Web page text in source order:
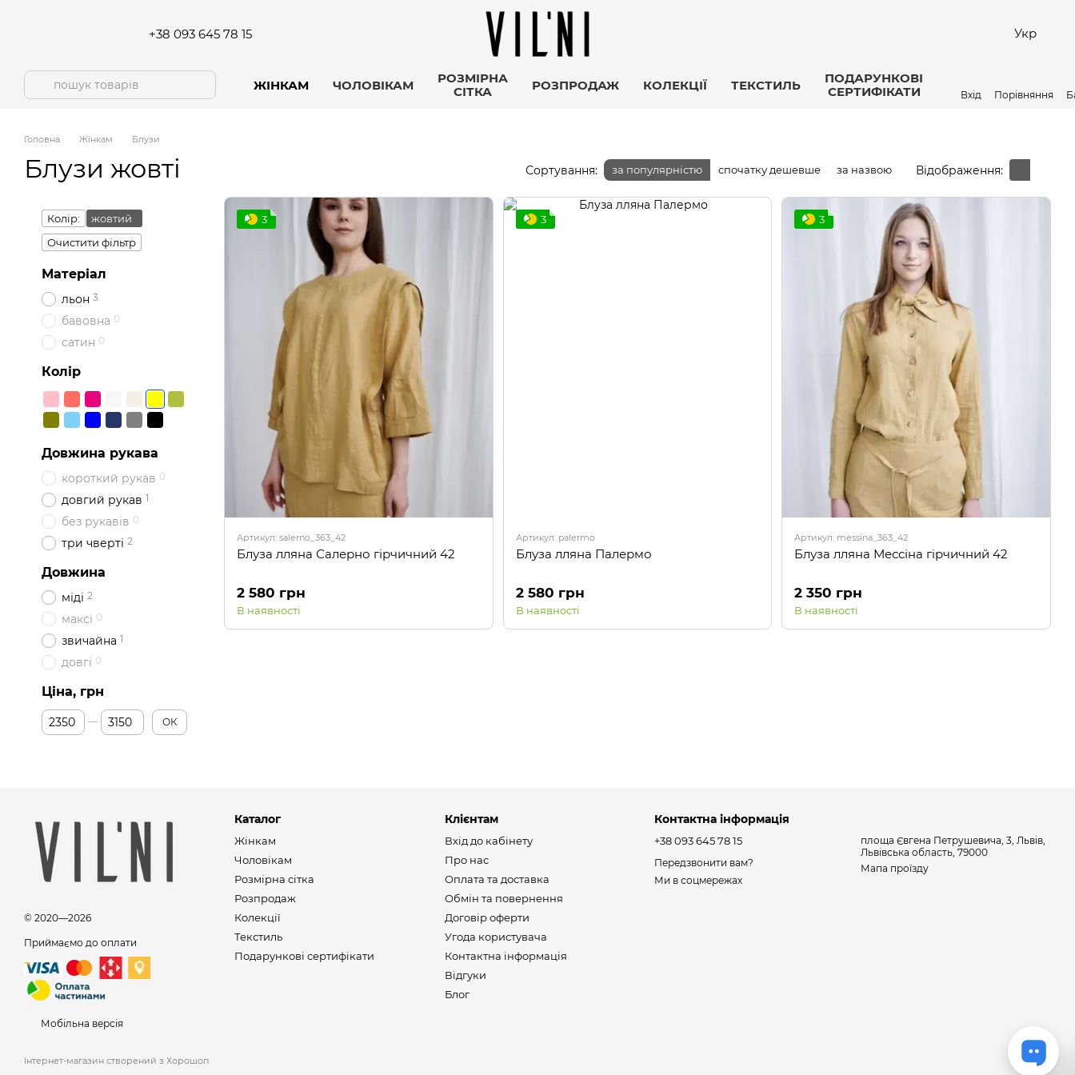
+38 093 645 78 15 Укр
ЖІНКАМ ЧОЛОВІКАМ
РОЗМІРНА
СІТКА
РОЗПРОДАЖ КОЛЕКЦІЇ ТЕКСТИЛЬ
ПОДАРУНКОВІ
СЕРТИФІКАТИ
Вхід Порівняння
Головна Жінкам Блузи
Блузи жовті Сортування: за популярністю спочатку дешевше за назвою Відображення:
3
Артикул: salerno_363_42
Блуза лляна Салерно гірчичний 42
2 580 грн
В наявності
3
Артикул: palermo
Блуза лляна Палермо
2 580 грн
В наявності
3
Артикул: messina_363_42
Блуза лляна Мессіна гірчичний 42
2 350 грн
В наявності
Колір:
жовтий
Очистити фільтр
Матеріал
льон 3
бавовна 0
сатин 0
Колір
Довжина рукава
короткий рукав 0
довгий рукав 1
без рукавів 0
три чверті 2
Довжина
міді 2
максі 0
звичайна 1
довгі 0
Ціна, грн
Від Ціна, грн
До Ціна, грн ОК
© 2020—2026
Приймаємо до оплати
Мобільна версія
Інтернет-магазин створений з Хорошоп
Каталог
Жінкам
Чоловікам
Розмірна сітка
Розпродаж
Колекції
Текстиль
Подарункові сертифікати
Клієнтам
Вхід до кабінету
Про нас
Оплата та доставка
Обмін та повернення
Договір оферти
Угода користувача
Контактна інформація
Відгуки
Блог
Контактна інформація
+38 093 645 78 15
Передзвонити вам?
площа Євгена Петрушевича, 3, Львів,
Львівська область, 79000
Мапа проїзду
Ми в соцмережах